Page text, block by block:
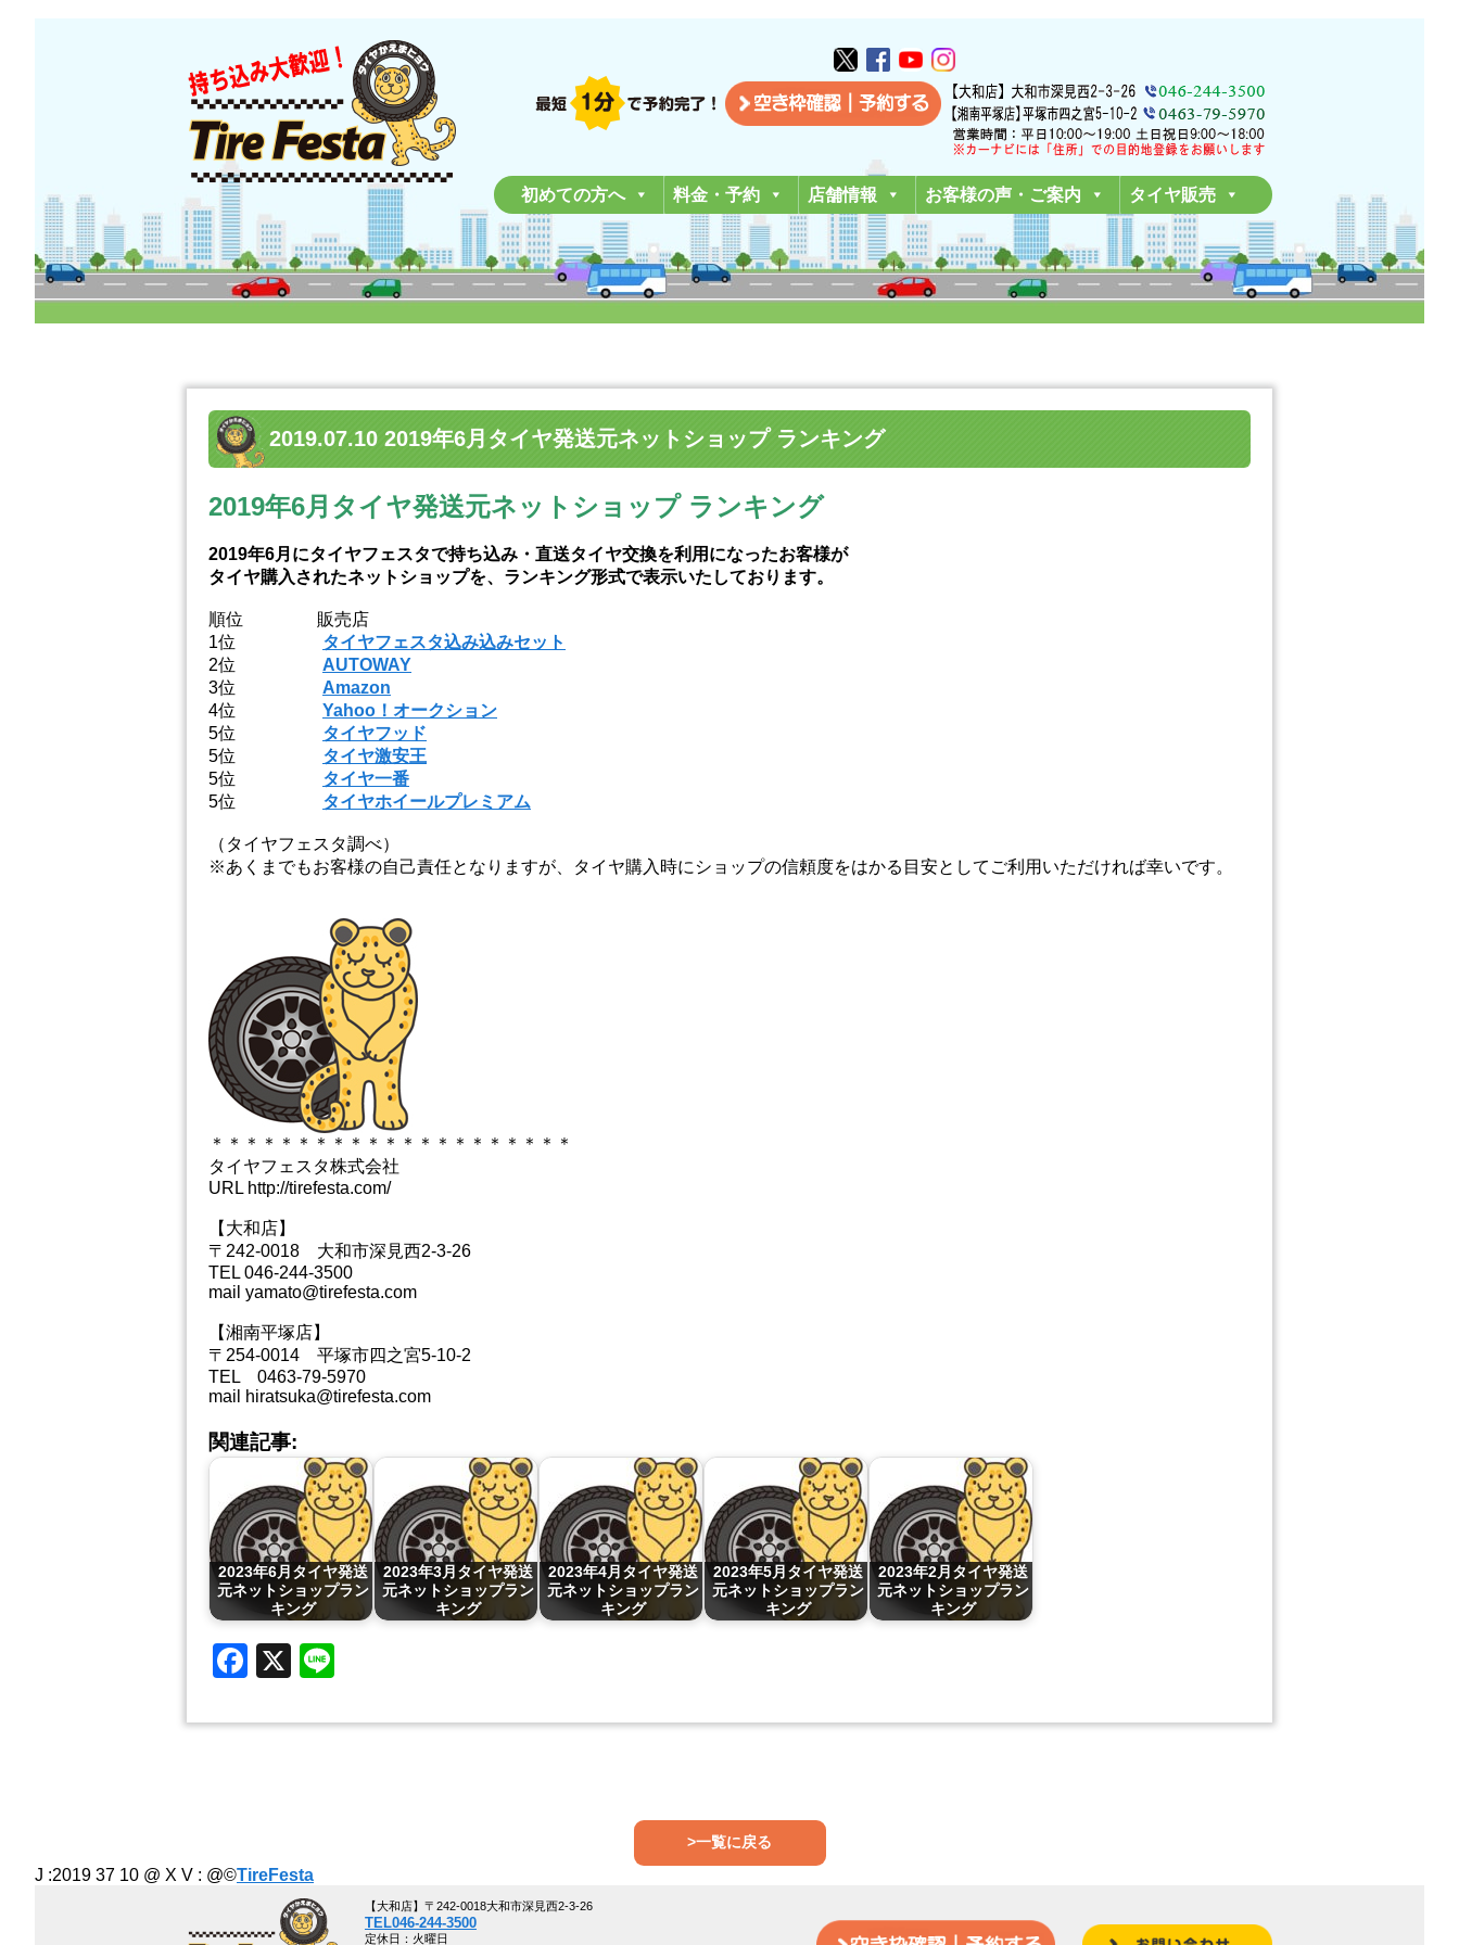
初めての方へ 料金・予約 店舗情報 お客様の声・ご案内 タイヤ販売
2019.07.10 2019年6月タイヤ発送元ネットショップ ランキング
2019年6月タイヤ発送元ネットショップ ランキング
2019年6月にタイヤフェスタで持ち込み・直送タイヤ交換を利用になったお客様が
タイヤ購入されたネットショップを、ランキング形式で表示いたしております。
順位 販売店
1位 タイヤフェスタ込み込みセット
2位 AUTOWAY
3位 Amazon
4位 Yahoo！オークション
5位 タイヤフッド
5位 タイヤ激安王
5位 タイヤ一番
5位 タイヤホイールプレミアム
（タイヤフェスタ調べ）
※あくまでもお客様の自己責任となりますが、タイヤ購入時にショップの信頼度をはかる目安としてご利用いただければ幸いです。
＊＊＊＊＊＊＊＊＊＊＊＊＊＊＊＊＊＊＊＊＊
タイヤフェスタ株式会社
URL http://tirefesta.com/
【大和店】
〒242-0018 大和市深見西2-3-26
TEL 046-244-3500
mail yamato@tirefesta.com
【湘南平塚店】
〒254-0014 平塚市四之宮5-10-2
TEL 0463-79-5970
mail hiratsuka@tirefesta.com
関連記事:
2023年6月タイヤ発送
元ネットショップラン
キング
2023年3月タイヤ発送
元ネットショップラン
キング
2023年4月タイヤ発送
元ネットショップラン
キング
2023年5月タイヤ発送
元ネットショップラン
キング
2023年2月タイヤ発送
元ネットショップラン
キング
Facebook
X
>一覧に戻る
J :2019 37 10 @ X V : @©TireFesta
【大和店】〒242-0018大和市深見西2-3-26
TEL046-244-3500
定休日：火曜日